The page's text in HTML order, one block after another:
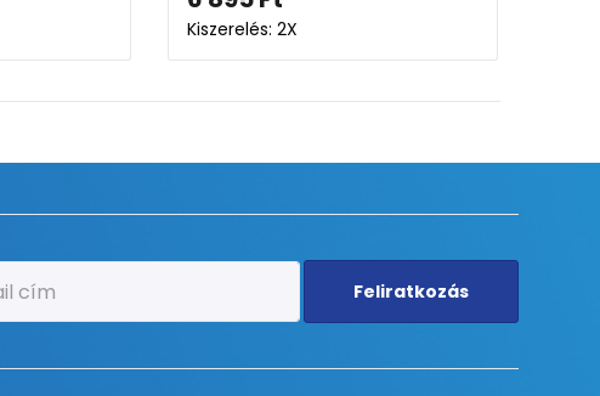
Kiszerelés: 60ML-150ML
Feliratkozás